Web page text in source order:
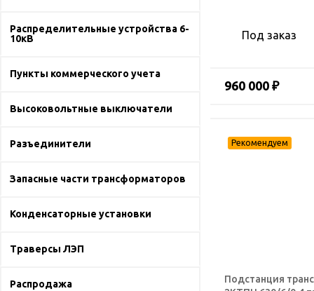
Распределительные устройства 6-
10кВ
Пункты коммерческого учета
Высоковольтные выключатели
Разъединители
Запасные части трансформаторов
Конденсаторные установки
Траверсы ЛЭП
Распродажа
Под заказ
960 000 ₽
Подстанция